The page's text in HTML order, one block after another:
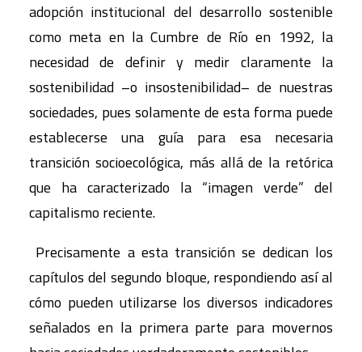
adopción institucional del desarrollo sostenible
como meta en la Cumbre de Río en 1992, la
necesidad de definir y medir claramente la
sostenibilidad –o insostenibilidad– de nuestras
sociedades, pues solamente de esta forma puede
establecerse una guía para esa necesaria
transición socioecológica, más allá de la retórica
que ha caracterizado la “imagen verde” del
capitalismo reciente.
Precisamente a esta transición se dedican los
capítulos del segundo bloque, respondiendo así al
cómo pueden utilizarse los diversos indicadores
señalados en la primera parte para movernos